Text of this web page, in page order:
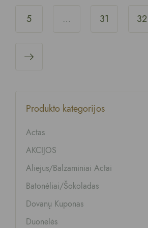
5 … 31 32
Produkto kategorijos
Actas
AKCIJOS
Aliejus/balzaminiai Actai
Batonėliai/šokoladas
Dovanų Kuponas
Duonelės